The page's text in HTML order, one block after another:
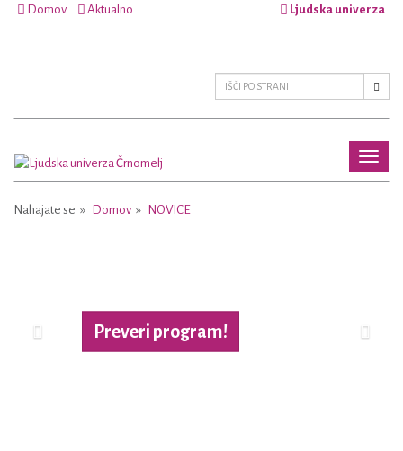
Domov Aktualno Ljudska univerza
Nahajate se Domov NOVICE
Preveri program!